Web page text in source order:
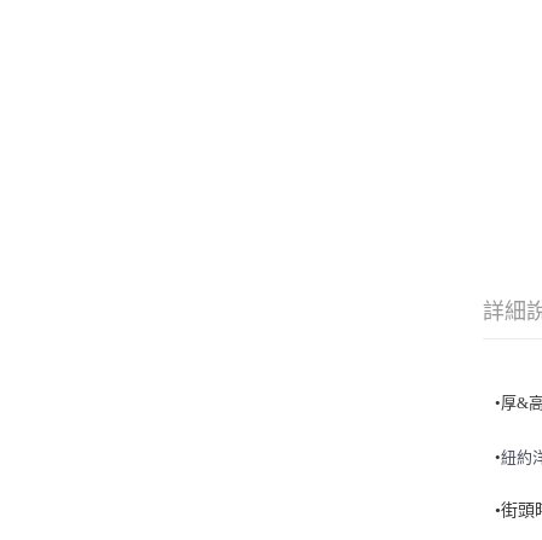
詳細
•厚&
•紐約
•街頭